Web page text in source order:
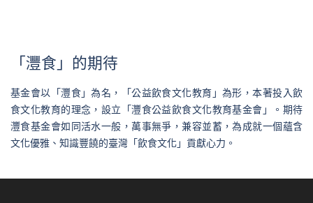
「灃食」的期待
基金會以「灃食」為名，「公益飲食文化教育」為形，本著投入飲
食文化教育的理念，設立「灃食公益飲食文化教育基金會」。期待
灃食基金會如同活水一般，萬事無爭，兼容並蓄，為成就一個蘊含
文化優雅、知識豐饒的臺灣「飲食文化」貢獻心力。